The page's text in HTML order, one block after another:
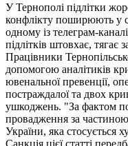
У Тернополі підлітки
конфлікту поширюють у
одному із телеграм-
підлітків штовхає, тягає
Працівники
допомогою аналітиків
ювенальної превенції,
постраждалої та двох
ушкоджень. "За фактом
провадження за
України, яка стосується
Санкція цієї статті